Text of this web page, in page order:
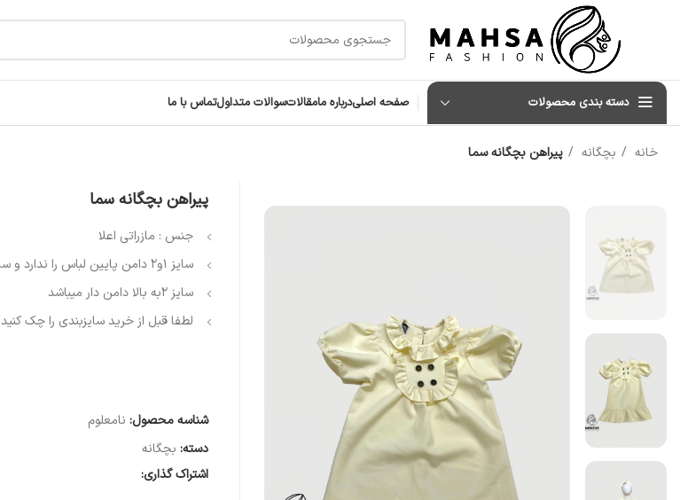
دسته بندی محصولات صفحه اصلیدرباره مامقالاتسوالات متداولتماس با ما
خانه بچگانه پیراهن بچگانه سما
پیراهن بچگانه سما
جنس : مازراتی اعلا
سایز 1و2 دامن پایین لباس را ندارد و ساده است
سایز 2به بالا دامن دار میباشد
لطفا قبل از خرید سایزبندی را چک کنید
شناسه محصول: نامعلوم
دسته: بچگانه
اشتراک گذاری: